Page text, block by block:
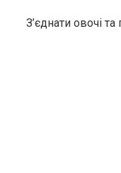
З’єднати овочі